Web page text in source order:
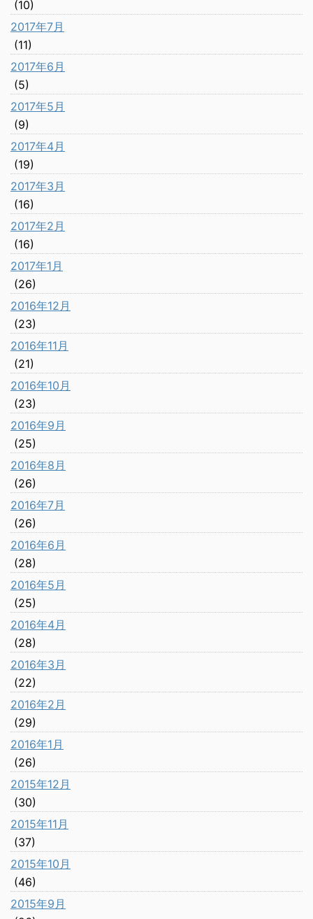
(10)
2017年7月
(11)
2017年6月
(5)
2017年5月
(9)
2017年4月
(19)
2017年3月
(16)
2017年2月
(16)
2017年1月
(26)
2016年12月
(23)
2016年11月
(21)
2016年10月
(23)
2016年9月
(25)
2016年8月
(26)
2016年7月
(26)
2016年6月
(28)
2016年5月
(25)
2016年4月
(28)
2016年3月
(22)
2016年2月
(29)
2016年1月
(26)
2015年12月
(30)
2015年11月
(37)
2015年10月
(46)
2015年9月